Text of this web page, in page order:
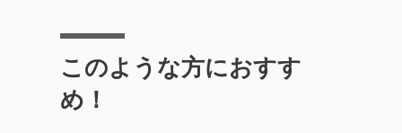
このような方におすす
め！